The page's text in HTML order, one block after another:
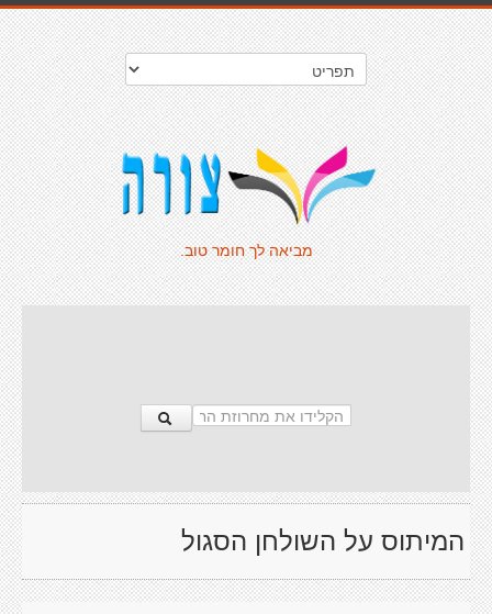
מביאה לך חומר טוב.
המיתוס על השולחן הסגול